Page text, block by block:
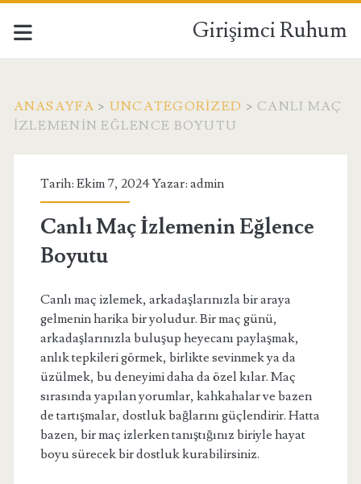
Girişimci Ruhum
ANASAYFA > UNCATEGORIZED > CANLI MAÇ
İZLEMENIN EĞLENCE BOYUTU
Tarih: Ekim 7, 2024 Yazar: admin
Canlı Maç İzlemenin Eğlence
Boyutu
Canlı maç izlemek, arkadaşlarınızla bir araya
gelmenin harika bir yoludur. Bir maç günü,
arkadaşlarınızla buluşup heyecanı paylaşmak,
anlık tepkileri görmek, birlikte sevinmek ya da
üzülmek, bu deneyimi daha da özel kılar. Maç
sırasında yapılan yorumlar, kahkahalar ve bazen
de tartışmalar, dostluk bağlarını güçlendirir. Hatta
bazen, bir maç izlerken tanıştığınız biriyle hayat
boyu sürecek bir dostluk kurabilirsiniz.